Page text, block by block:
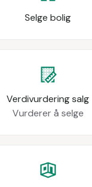
Selge bolig
Verdivurdering salg
Vurderer å selge